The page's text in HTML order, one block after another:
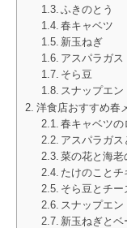
ふきのとう
春キャベツ
新玉ねぎ
アスパラガス
そら豆
スナップエン
洋食店おすすめ春
春キャベツの
アスパラガス
菜の花と海老
たけのことチ
そら豆とチー
スナップエ
新玉ねぎとベ